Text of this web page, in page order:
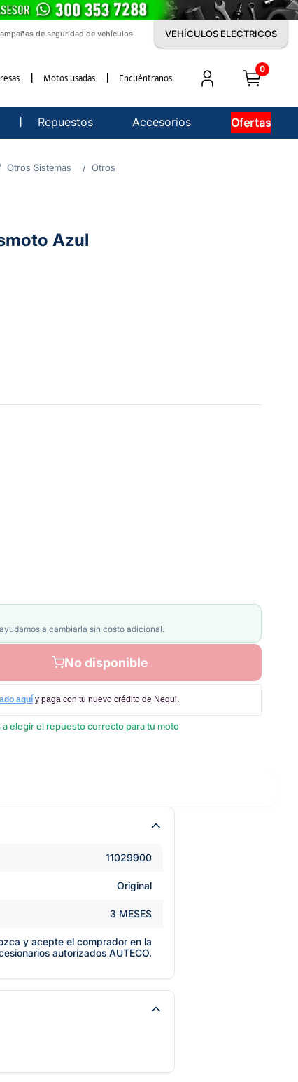
de seguridad de vehículos VEHÍCULOS ELECTRICOS
Motos usadas Encuéntranos
0
Repuestos Accesorios Ofertas
Otros Sistemas Otros
Azul
a cambiarla sin costo adicional.
No disponible
aquí y paga con tu nuevo crédito de Nequi.
a elegir el repuesto correcto para tu moto
11029900
Original
3 MESES
y acepte el comprador en la
autorizados AUTECO.